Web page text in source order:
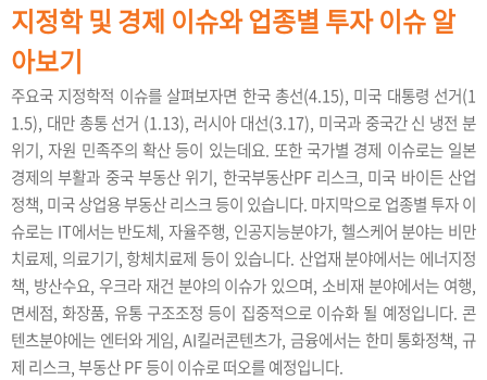
지정학 및 경제 이슈와 업종별 투자 이슈 알
아보기
주요국 지정학적 이슈를 살펴보자면 한국 총선(4.15), 미국 대통령 선거(1
1.5), 대만 총통 선거 (1.13), 러시아 대선(3.17), 미국과 중국간 신 냉전 분
위기, 자원 민족주의 확산 등이 있는데요. 또한 국가별 경제 이슈로는 일본
경제의 부활과 중국 부동산 위기, 한국부동산PF 리스크, 미국 바이든 산업
정책, 미국 상업용 부동산 리스크 등이 있습니다. 마지막으로 업종별 투자 이
슈로는 IT에서는 반도체, 자율주행, 인공지능분야가, 헬스케어 분야는 비만
치료제, 의료기기, 항체치료제 등이 있습니다. 산업재 분야에서는 에너지정
책, 방산수요, 우크라 재건 분야의 이슈가 있으며, 소비재 분야에서는 여행,
면세점, 화장품, 유통 구조조정 등이 집중적으로 이슈화 될 예정입니다. 콘
텐츠분야에는 엔터와 게임, AI킬러콘텐츠가, 금융에서는 한미 통화정책, 규
제 리스크, 부동산 PF 등이 이슈로 떠오를 예정입니다.